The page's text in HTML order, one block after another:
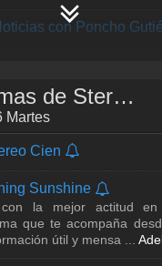
Cien
con Poncho
por una colección
y
con Alicia Salgado
con Memo Lira
y el estilo del
Al Cien, Memo Lira, el
...Adelante >>
Programas de Stereo Cien
Martes
Cien
Sunshine
la mejor actitud en
que te acompaña
útil y mensa